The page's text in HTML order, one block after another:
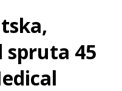
45